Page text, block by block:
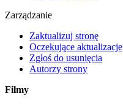
Zarządzanie
Zaktualizuj stronę
Oczekujące aktualizacje
Zgłoś do usunięcia
Autorzy strony
Filmy